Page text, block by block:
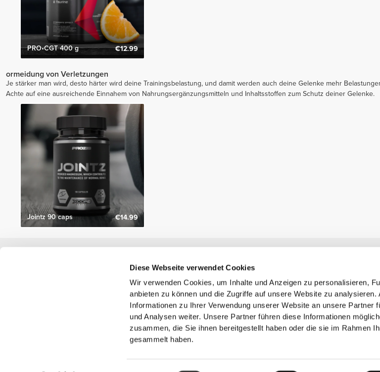
Diese Webseite verwendet Cookies
Wir verwenden Cookies, um Inhalte und Anzeigen zu personalisieren,
anbieten zu können und die Zugriffe auf unsere Website zu analysieren.
Informationen zu Ihrer Verwendung unserer Website an unsere Partner
und Analysen weiter. Unsere Partner führen diese Informationen
zusammen, die Sie ihnen bereitgestellt haben oder die sie im Rahmen
gesammelt haben.
PRO•CGT 400 g €12.99
ormeidung von Verletzungen
Je stärker man wird, desto härter wird deine Trainingsbelastung, und damit werden auch deine Gelenke mehr
Achte auf eine ausreichende Einnahem von Nahrungsergänzungsmitteln und Inhaltsstoffen zum Schutz deiner Gelenke.
Jointz 90 caps €14.99
Erhalte Neuigkeiten und Angebote per E-Mail
Abonnieren